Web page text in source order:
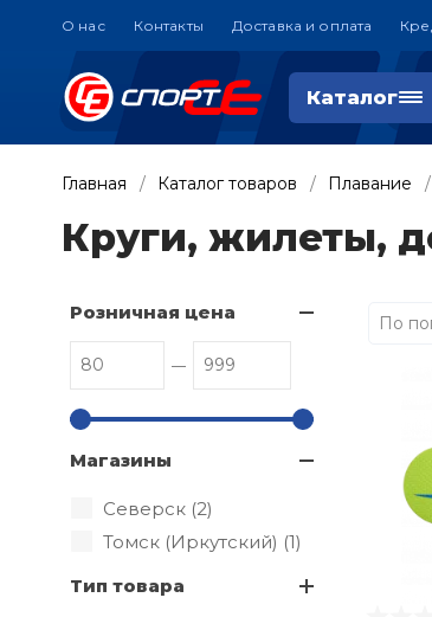
О нас Контакты Доставка и оплата
Каталог
Главная Каталог товаров Плавание
Круги, жилеты,
Розничная цена
Магазины
Северск (2)
Томск (Иркутский) (1)
Тип товара
По